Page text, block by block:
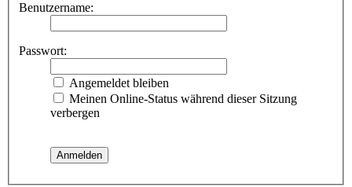
Benutzername:
Passwort:
Angemeldet bleiben
Meinen Online-Status während dieser Sitzung
verbergen